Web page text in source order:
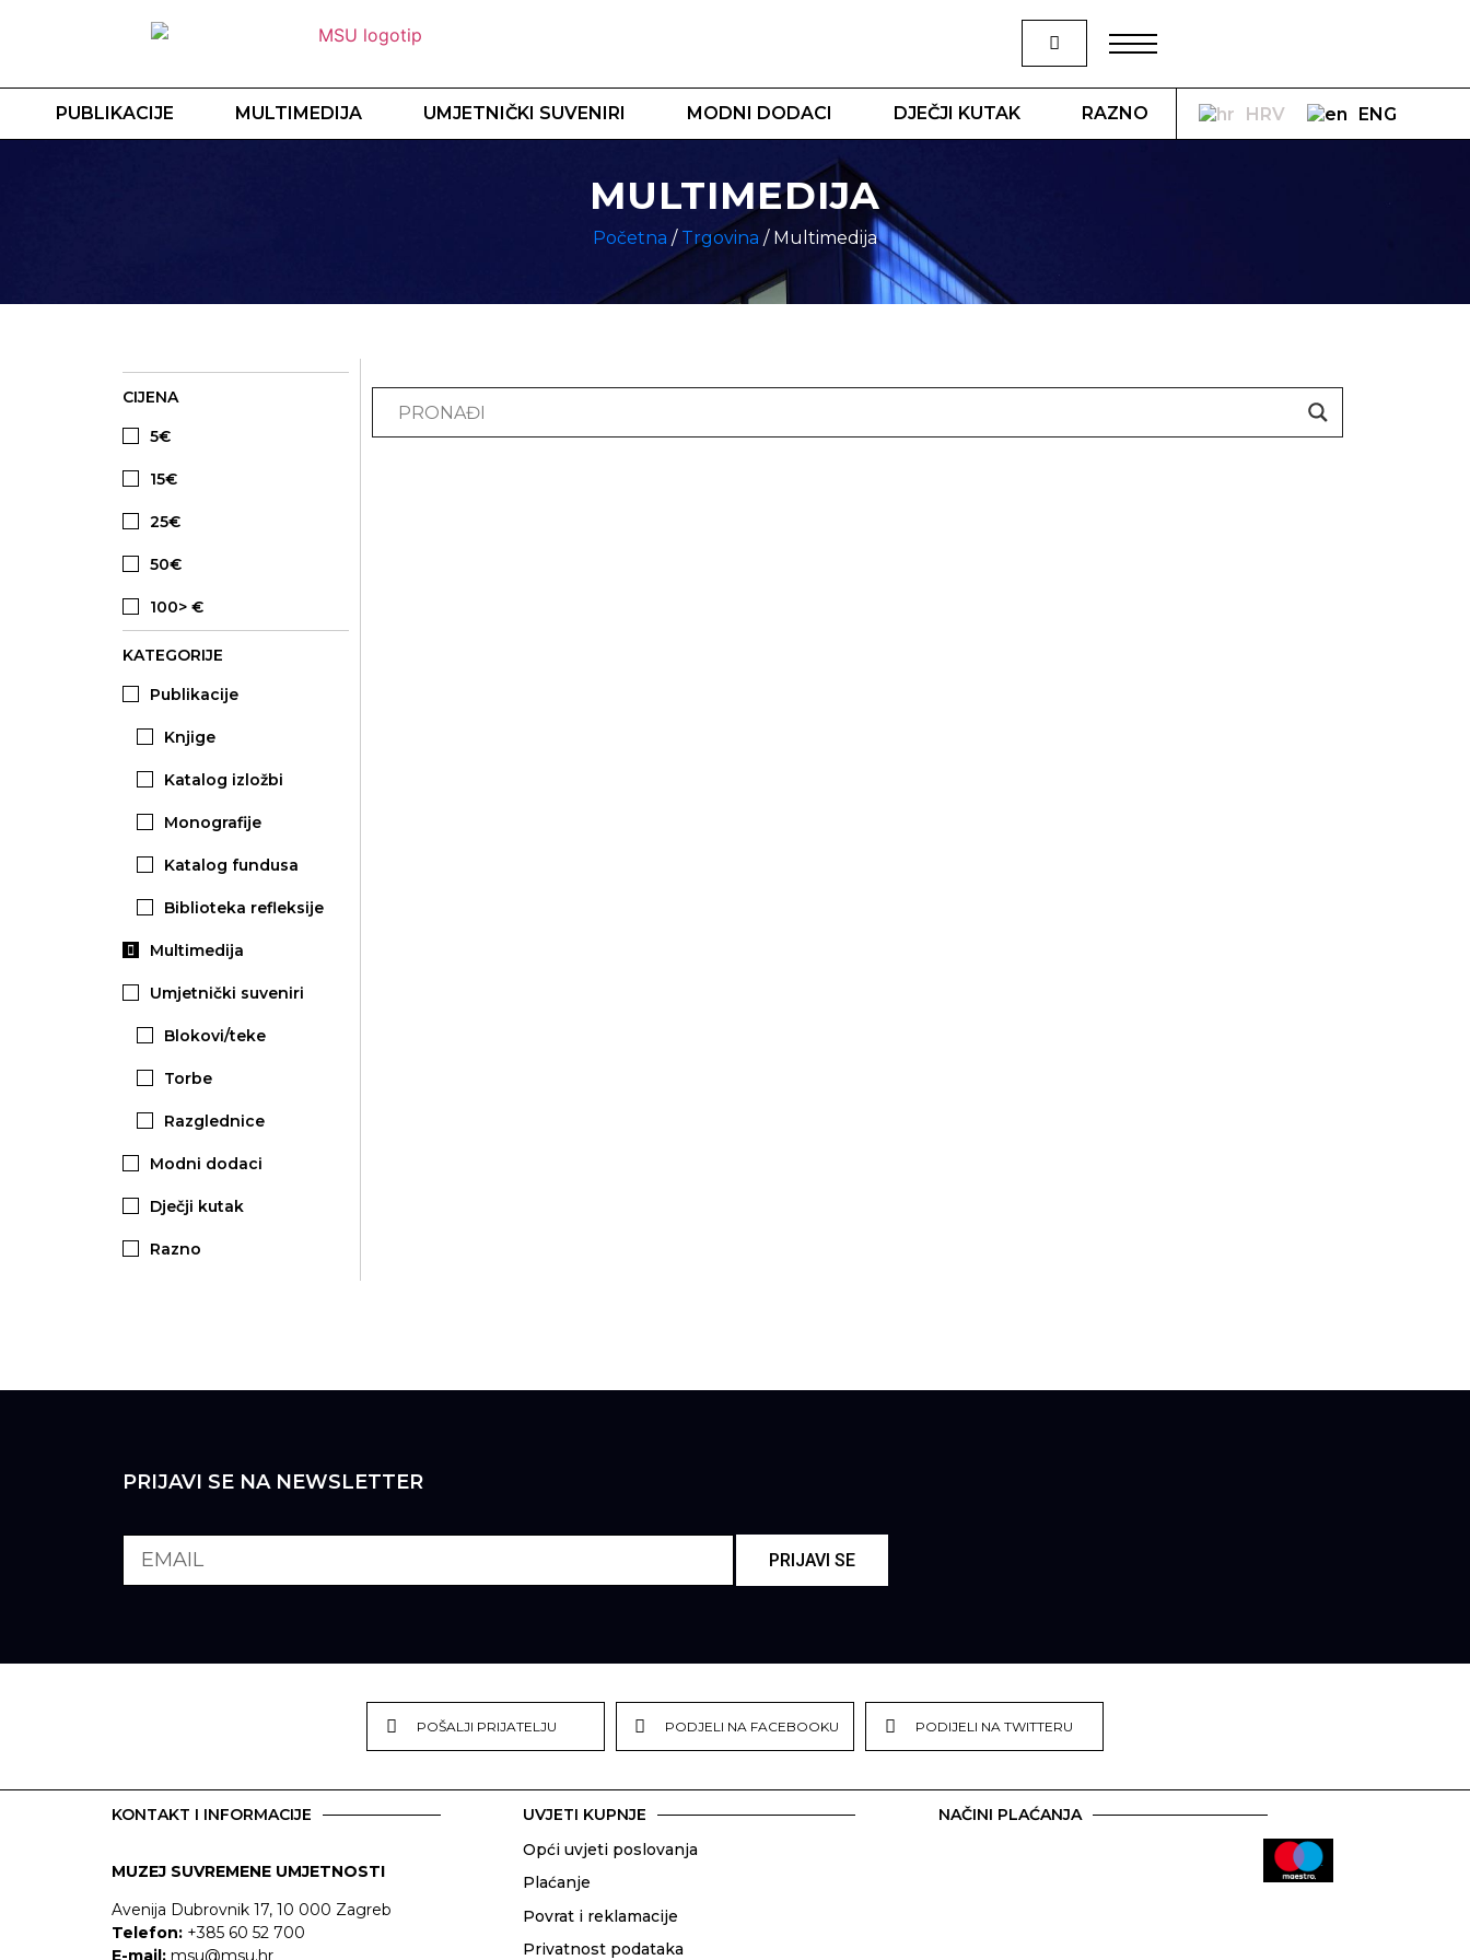
PUBLIKACIJE MULTIMEDIJA UMJETNIČKI SUVENIRI MODNI DODACI DJEČJI KUTAK RAZNO HRV ENG
MULTIMEDIJA
Početna / Trgovina / Multimedija
CIJENA
5€
15€
25€
50€
100> €
KATEGORIJE
Publikacije
Knjige
Katalog izložbi
Monografije
Katalog fundusa
Biblioteka refleksije
Multimedija
Umjetnički suveniri
Blokovi/teke
Torbe
Razglednice
Modni dodaci
Dječji kutak
Razno
PRIJAVI SE NA NEWSLETTER
PRIJAVI SE
POŠALJI PRIJATELJU PODJELI NA FACEBOOKU PODIJELI NA TWITTERU
KONTAKT I INFORMACIJE
MUZEJ SUVREMENE UMJETNOSTI
Avenija Dubrovnik 17, 10 000 Zagreb
Telefon: +385 60 52 700
E-mail: msu@msu.hr
UVJETI KUPNJE
Opći uvjeti poslovanja
Plaćanje
Povrat i reklamacije
Privatnost podataka
NAČINI PLAĆANJA